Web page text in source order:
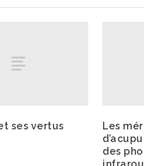
ses vertus
Les
des